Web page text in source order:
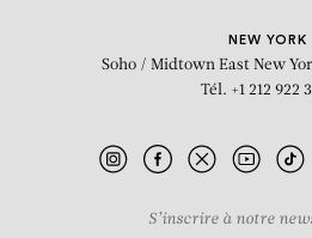
NEW YORK
Soho / Midtown East New
Tél. +1 212 922
S’inscrire à notre